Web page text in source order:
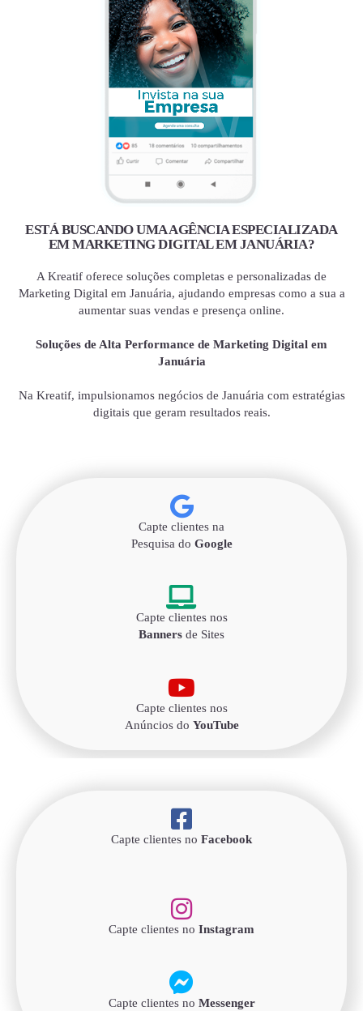
ESTÁ BUSCANDO UMA AGÊNCIA ESPECIALIZADA
EM MARKETING DIGITAL EM JANUÁRIA?
A Kreatif oferece soluções completas e personalizadas de
Marketing Digital em Januária, ajudando empresas como a sua a
aumentar suas vendas e presença online.
Soluções de Alta Performance de Marketing Digital em
Januária
Na Kreatif, impulsionamos negócios de Januária com estratégias
digitais que geram resultados reais.
Capte clientes na
Pesquisa do Google
Capte clientes nos
Banners de Sites
Capte clientes nos
Anúncios do YouTube
Capte clientes no Facebook
Capte clientes no Instagram
Capte clientes no Messenger